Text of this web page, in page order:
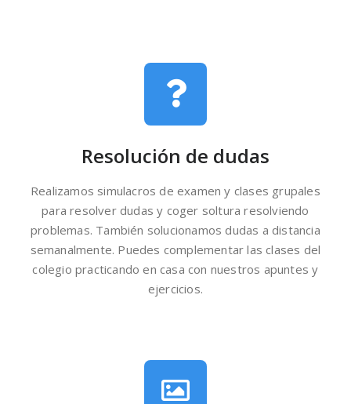
Resolución de dudas
Realizamos simulacros de examen y clases grupales
para resolver dudas y coger soltura resolviendo
problemas. También solucionamos dudas a distancia
semanalmente. Puedes complementar las clases del
colegio practicando en casa con nuestros apuntes y
ejercicios.